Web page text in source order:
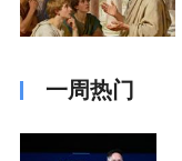
一周热门